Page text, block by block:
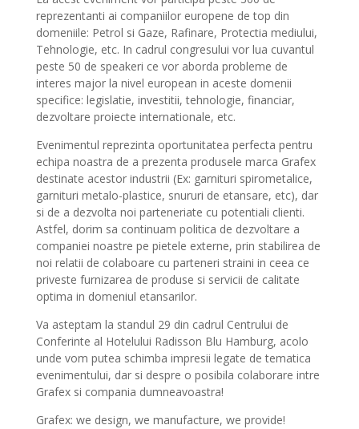
reprezentanti ai companiilor europene de top din
domeniile: Petrol si Gaze, Rafinare, Protectia mediului,
Tehnologie, etc. In cadrul congresului vor lua cuvantul
peste 50 de speakeri ce vor aborda probleme de
interes major la nivel european in aceste domenii
specifice: legislatie, investitii, tehnologie, financiar,
dezvoltare proiecte internationale, etc.
Evenimentul reprezinta oportunitatea perfecta pentru
echipa noastra de a prezenta produsele marca Grafex
destinate acestor industrii (Ex: garnituri spirometalice,
garnituri metalo-plastice, snururi de etansare, etc), dar
si de a dezvolta noi parteneriate cu potentiali clienti.
Astfel, dorim sa continuam politica de dezvoltare a
companiei noastre pe pietele externe, prin stabilirea de
noi relatii de colaboare cu parteneri straini in ceea ce
priveste furnizarea de produse si servicii de calitate
optima in domeniul etansarilor.
Va asteptam la standul 29 din cadrul Centrului de
Conferinte al Hotelului Radisson Blu Hamburg, acolo
unde vom putea schimba impresii legate de tematica
evenimentului, dar si despre o posibila colaborare intre
Grafex si compania dumneavoastra!
Grafex: we design, we manufacture, we provide!